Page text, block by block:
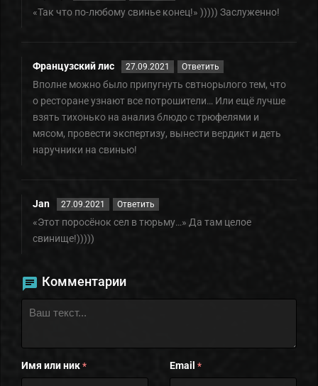
«Так что по-любому свинье конец!» ))))) Заслуженно!
Французский лис 27.09.2021 Ответить
Вполне можно было припугнуть свтнорылого тем, что
о ресторане узнают все потрошители… Или ещё лучше
взять тихонько на анализ блюдо с трюфелями и
мясом, провести экспертизу, вынести вердикт и деть
наручники на свинью!
Jan 27.09.2021 Ответить
«Этот поросёнок сел в тюрьму…» Да там целое
свинище!)))))
Комментарии
Имя или ник * Email *